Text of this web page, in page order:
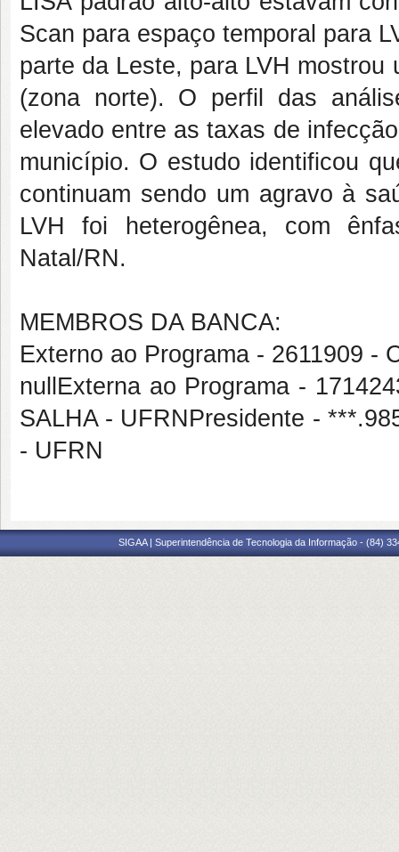
Scan para espaço temporal para
parte da Leste, para LVH
(zona norte). O perfil das
elevado entre as taxas de
município. O estudo identificou
continuam sendo um agravo à
LVH foi heterogênea, com
Natal/RN.
MEMBROS DA BANCA:
Externo ao Programa - 2611909 -
nullExterna ao Programa -
SALHA - UFRNPresidente -
- UFRN
SIGAA | Superintendência de Tecnologia da Informação - (84)